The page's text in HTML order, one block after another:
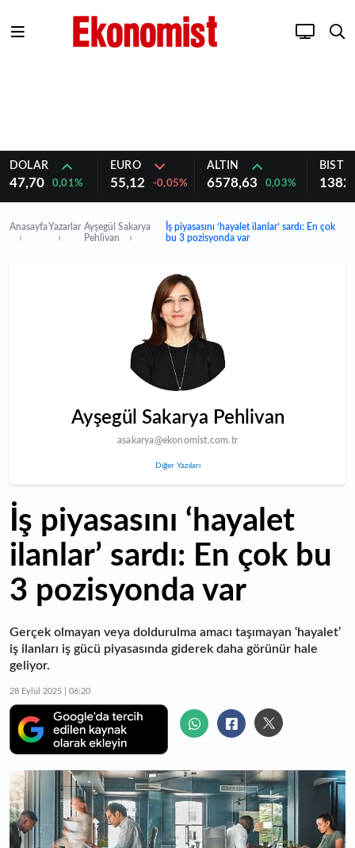
DOLAR
47,70 0,01%
EURO
55,12 -0,05%
ALTIN
6578,63 0,03%
BIST
AnasayfaYazarlar Ayşegül Sakarya
Pehlivan
İş piyasasını ‘hayalet ilanlar’ sardı: En çok
bu 3 pozisyonda var
Ayşegül Sakarya Pehlivan
asakarya@ekonomist.com.tr
Diğer Yazıları
İş piyasasını ‘hayalet
ilanlar’ sardı: En çok bu
3 pozisyonda var
Gerçek olmayan veya doldurulma amacı taşımayan ‘hayalet’
iş ilanları iş gücü piyasasında giderek daha görünür hale
geliyor.
28 Eylül 2025 | 06:20